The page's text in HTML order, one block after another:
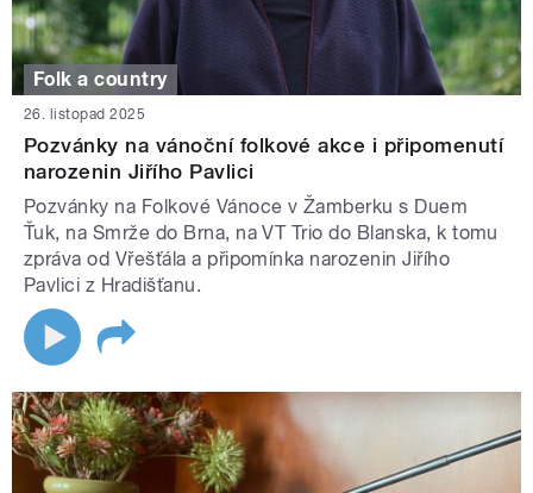
Folk a country
26. listopad 2025
Pozvánky na vánoční folkové akce i připomenutí
narozenin Jiřího Pavlici
Pozvánky na Folkové Vánoce v Žamberku s Duem
Ťuk, na Smrže do Brna, na VT Trio do Blanska, k tomu
zpráva od Vřešťála a připomínka narozenin Jiřího
Pavlici z Hradišťanu.